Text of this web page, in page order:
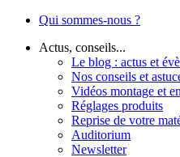
Qui sommes-nous ?
Actus, conseils...
Le blog : actus et
Nos conseils et
Vidéos montage et
Réglages produits
Reprise de votre
Auditorium
Newsletter